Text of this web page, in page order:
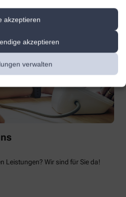
akzeptieren
akzeptieren
verwalten
Leistungen? Wir sind für Sie da!